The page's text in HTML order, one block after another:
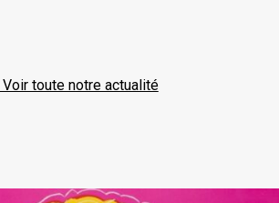
Voir toute notre actualité